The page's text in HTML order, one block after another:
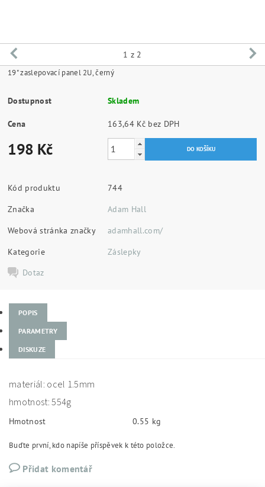
1 z 2
19" zaslepovací panel 2U, černý
Dostupnost Skladem
Cena 163,64 Kč bez DPH
198 Kč
Kód produktu
744
Značka
Adam Hall
Webová stránka značky
adamhall.com/
Kategorie
Záslepky
Dotaz
POPIS
PARAMETRY
DISKUZE
materiál: ocel 1.5mm
hmotnost: 554g
Hmotnost 0.55 kg
Buďte první, kdo napíše příspěvek k této položce.
Přidat komentář